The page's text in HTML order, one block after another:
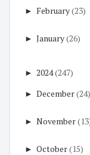
► February(23)
► January(26)
► 2024(247)
► December(24)
► November
► October(15)